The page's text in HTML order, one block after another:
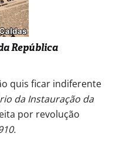
República
quis ficar indiferente
da Instauração da
por revolução